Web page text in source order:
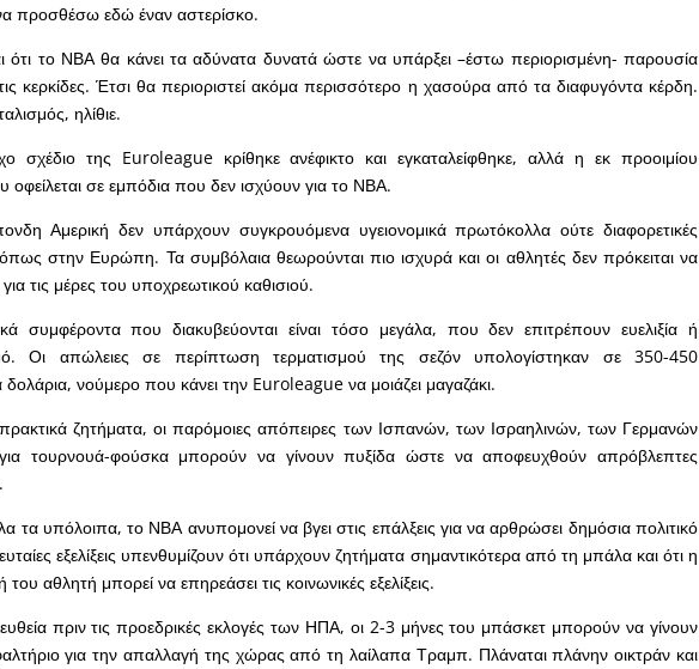
προσθέσω εδώ έναν αστερίσκο.
ότι το ΝΒΑ θα κάνει τα αδύνατα δυνατά ώστε να υπάρξει –έστω περιορισμένη- παρουσία
κερκίδες. Έτσι θα περιοριστεί ακόμα περισσότερο η χασούρα από τα διαφυγόντα κέρδη.
ηλίθιε.
σχέδιο της Euroleague κρίθηκε ανέφικτο και εγκαταλείφθηκε, αλλά η εκ προοιμίου
οφείλεται σε εμπόδια που δεν ισχύουν για το ΝΒΑ.
Αμερική δεν υπάρχουν συγκρουόμενα υγειονομικά πρωτόκολλα ούτε διαφορετικές
στην Ευρώπη. Τα συμβόλαια θεωρούνται πιο ισχυρά και οι αθλητές δεν πρόκειται να
τις μέρες του υποχρεωτικού καθισιού.
συμφέροντα που διακυβεύονται είναι τόσο μεγάλα, που δεν επιτρέπουν ευελιξία ή
Οι απώλειες σε περίπτωση τερματισμού της σεζόν υπολογίστηκαν σε 350-450
δολάρια, νούμερο που κάνει την Euroleague να μοιάζει μαγαζάκι.
ζητήματα, οι παρόμοιες απόπειρες των Ισπανών, των Ισραηλινών, των Γερμανών
τουρνουά-φούσκα μπορούν να γίνουν πυξίδα ώστε να αποφευχθούν απρόβλεπτες
τα υπόλοιπα, το ΝΒΑ ανυπομονεί να βγει στις επάλξεις για να αρθρώσει δημόσια πολιτικό
εξελίξεις υπενθυμίζουν ότι υπάρχουν ζητήματα σημαντικότερα από τη μπάλα και ότι η
αθλητή μπορεί να επηρεάσει τις κοινωνικές εξελίξεις.
ευθεία πριν τις προεδρικές εκλογές των ΗΠΑ, οι 2-3 μήνες του μπάσκετ μπορούν να γίνουν
για την απαλλαγή της χώρας από τη λαίλαπα Τραμπ. Πλάναται πλάνην οικτράν και